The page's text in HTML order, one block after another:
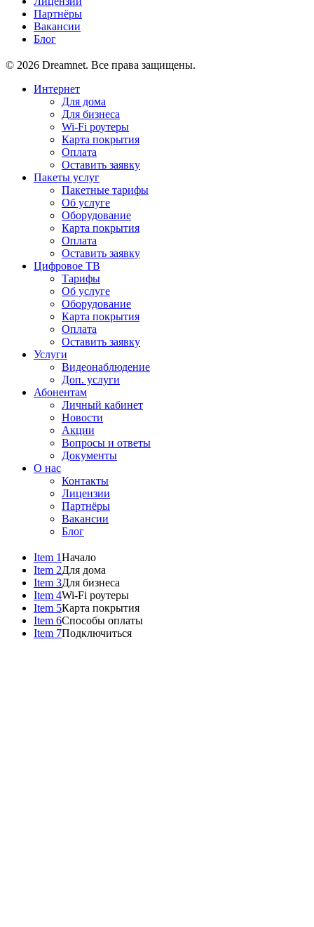
Партнёры
Вакансии
Блог
© 2026 Dreamnet. Все права защищены.
Интернет
Для дома
Для бизнеса
Wi-Fi роутеры
Карта покрытия
Оплата
Оставить заявку
Пакеты услуг
Пакетные тарифы
Об услуге
Оборудование
Карта покрытия
Оплата
Оставить заявку
Цифровое ТВ
Тарифы
Об услуге
Оборудование
Карта покрытия
Оплата
Оставить заявку
Услуги
Видеонаблюдение
Доп. услуги
Абонентам
Личный кабинет
Новости
Акции
Вопросы и ответы
Документы
О нас
Контакты
Лицензии
Партнёры
Вакансии
Блог
Item 1Начало
Item 2Для дома
Item 3Для бизнеса
Item 4Wi-Fi роутеры
Item 5Карта покрытия
Item 6Способы оплаты
Item 7Подключиться